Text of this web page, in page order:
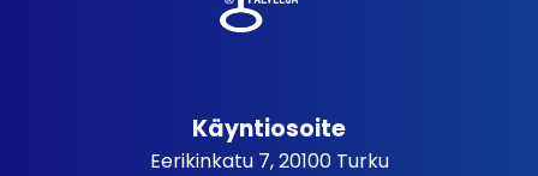
Käyntiosoite
Eerikinkatu 7, 20100 Turku